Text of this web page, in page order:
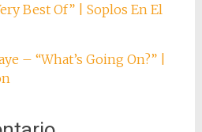
Best Of” | Soplos En El
– “What’s Going On?” |